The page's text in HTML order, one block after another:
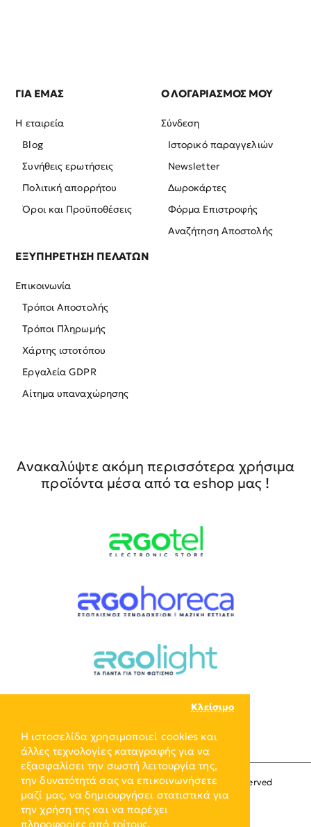
Η ιστοσελίδα χρησιμοποιεί cookies και
άλλες τεχνολογίες καταγραφής για να
εξασφαλίσει την σωστή λειτουργία της,
την δυνατότητά σας να επικοινωνήσετε
μαζί μας, να δημιουργήσει στατιστικά για
την χρήση της και να παρέχει
πληροφορίες από τρίτους.
Κλείσιμο
ΓΙΑ ΕΜΑΣ
Η εταιρεία
Blog
Συνήθεις ερωτήσεις
Πολιτική απορρήτου
Όροι και Προϋποθέσεις
Ο ΛΟΓΑΡΙΑΣΜΟΣ ΜΟΥ
Σύνδεση
Ιστορικό παραγγελιών
Newsletter
Δωροκάρτες
Φόρμα Επιστροφής
Αναζήτηση Αποστολής
ΕΞΥΠΗΡΕΤΗΣΗ ΠΕΛΑΤΩΝ
Επικοινωνία
Τρόποι Αποστολής
Τρόποι Πληρωμής
Χάρτης ιστοτόπου
Εργαλεία GDPR
Αίτημα υπαναχώρησης
Ανακαλύψτε ακόμη περισσότερα χρήσιμα
προϊόντα μέσα από τα eshop μας !
Copyright © 2024, ERGO-GROUP, All Rights Reserved